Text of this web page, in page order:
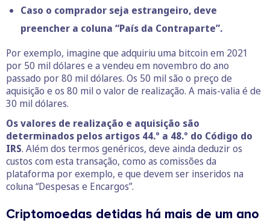
Caso o comprador seja estrangeiro, deve
preencher a coluna “País da Contraparte”.
Por exemplo, imagine que adquiriu uma bitcoin em 2021
por 50 mil dólares e a vendeu em novembro do ano
passado por 80 mil dólares. Os 50 mil são o preço de
aquisição e os 80 mil o valor de realização. A mais-valia é de
30 mil dólares.
Os valores de realização e aquisição são
determinados pelos artigos 44.º a 48.º do Código do
IRS. Além dos termos genéricos, deve ainda deduzir os
custos com esta transação, como as comissões da
plataforma por exemplo, e que devem ser inseridos na
coluna “Despesas e Encargos”.
Criptomoedas detidas há mais de um ano